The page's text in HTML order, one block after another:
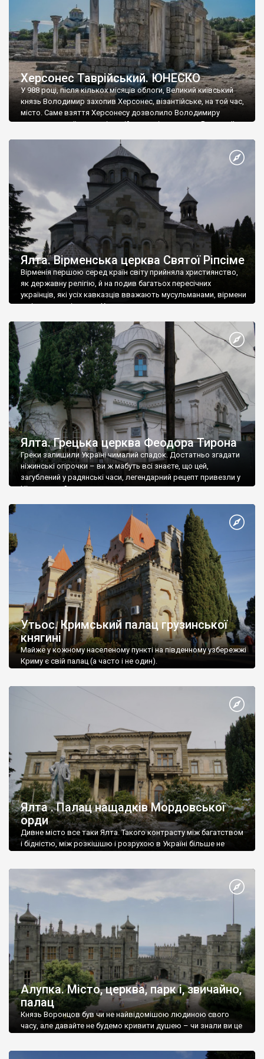
Херсонес Таврійський. ЮНЕСКО
У 988 році, після кількох місяців облоги, Великий київський
князь Володимир захопив Херсонес, візантійське, на той час,
місто. Саме взяття Херсонесу дозволило Володимиру
диктувати свої умови візантійському імператору Василю ІІ, та
Херсонесі Володимир-язичник, став Василем-християнином.
А потім було Хрещення Русі. На честь Херсонесу Таврійського
Ялта. Вірменська церква Святої Ріпсіме
Вірменія першою серед країн світу прийняла християнство,
як державну релігію, й на подив багатьох пересічних
українців, які усіх кавказців вважають мусульманами, вірмени
є відданими вірянами Христа
Ялта. Грецька церква Феодора Тирона
Греки залишили Україні чималий спадок. Достатньо згадати
ніжинські огірочки – ви ж мабуть всі знаєте, що цей,
загублений у радянські часи, легендарний рецепт привезли у
Ніжин греки?
Утьос. Кримський палац грузинської
княгині
Майже у кожному населеному пункті на південному узбережжі
Криму є свій палац (а часто і не один).
Ялта . Палац нащадків Мордовської
орди
Дивне місто все таки Ялта. Такого контрасту між багатством
і бідністю, між розкішшю і розрухою в Україні більше не
Алупка. Місто, церква, парк і, звичайно,
палац
Князь Воронцов був чи не найвідомішою людиною свого
часу, але давайте не будемо кривити душею – чи знали ви це